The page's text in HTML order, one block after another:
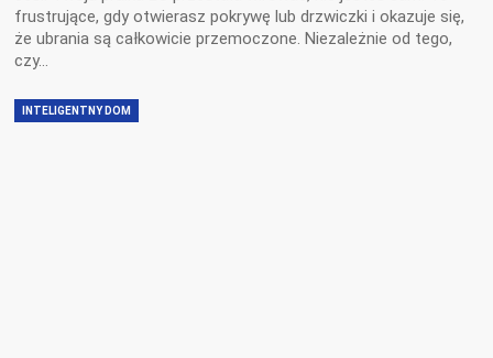
frustrujące, gdy otwierasz pokrywę lub drzwiczki i okazuje się,
że ubrania są całkowicie przemoczone. Niezależnie od tego,
czy…
INTELIGENTNY DOM